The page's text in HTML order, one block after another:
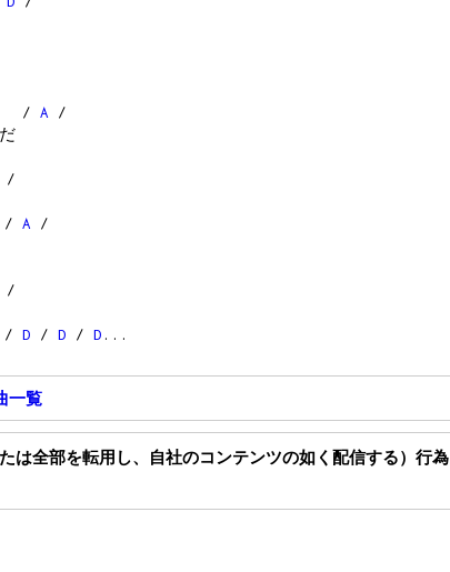
/ A /
/
A /
/
D / D / D ...
一覧
は全部を転用し、自社のコンテンツの如く配信する）行為